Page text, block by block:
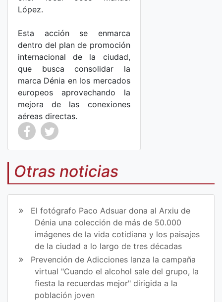
López.
Esta acción se enmarca
dentro del plan de promoción
internacional de la ciudad,
que busca consolidar la
marca Dénia en los mercados
europeos aprovechando la
mejora de las conexiones
aéreas directas.
Co
mp
art
en
Fa
ce
bo
ok
Co
mp
art
ir
en
Tw
itt
er
Otras noticias
El fotógrafo Paco Adsuar dona al Arxiu de
Dénia una colección de más de 50.000
imágenes de la vida cotidiana y los paisajes
de la ciudad a lo largo de tres décadas
Prevención de Adicciones lanza la campaña
virtual "Cuando el alcohol sale del grupo, la
fiesta la recuerdas mejor" dirigida a la
población joven